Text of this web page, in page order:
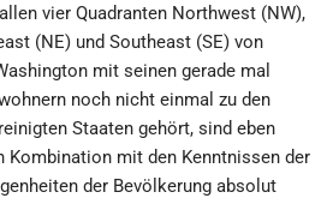
vier Quadranten Northwest (NW),
(NE) und Southeast (SE) von
mit seinen gerade mal
noch nicht einmal zu den
Staaten gehört, sind eben
Kombination mit den Kenntnissen der
der Bevölkerung absolut